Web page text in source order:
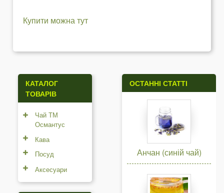
Купити можна тут
КАТАЛОГ
ТОВАРІВ
Чай ТМ
Османтус
Кава
Посуд
Аксесуари
ОСТАННІ СТАТТІ
Анчан (синій чай)